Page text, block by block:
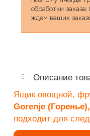
обработки
ждем ваших
Описание
Ящик овощной,
Gorenje (Горенье),
подходит для